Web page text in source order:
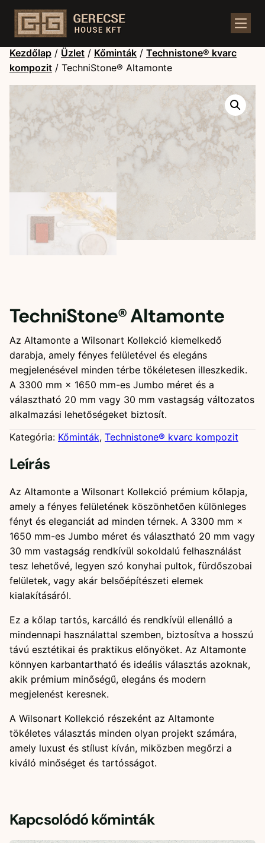
Kezdőlap / Üzlet / Kőminták / Technistone® kvarc
kompozit / TechniStone® Altamonte
TechniStone® Altamonte
Az Altamonte a Wilsonart Kollekció kiemelkedő
darabja, amely fényes felületével és elegáns
megjelenésével minden térbe tökéletesen illeszkedik.
A 3300 mm × 1650 mm-es Jumbo méret és a
választható 20 mm vagy 30 mm vastagság változatos
alkalmazási lehetőségeket biztosít.
Kategória: Kőminták, Technistone® kvarc kompozit
Leírás
Az Altamonte a Wilsonart Kollekció prémium kőlapja,
amely a fényes felületének köszönhetően különleges
fényt és eleganciát ad minden térnek. A 3300 mm ×
1650 mm-es Jumbo méret és választható 20 mm vagy
30 mm vastagság rendkívül sokoldalú felhasználást
tesz lehetővé, legyen szó konyhai pultok, fürdőszobai
felületek, vagy akár belsőépítészeti elemek
kialakításáról.
Ez a kőlap tartós, karcálló és rendkívül ellenálló a
mindennapi használattal szemben, biztosítva a hosszú
távú esztétikai és praktikus előnyöket. Az Altamonte
könnyen karbantartható és ideális választás azoknak,
akik prémium minőségű, elegáns és modern
megjelenést keresnek.
A Wilsonart Kollekció részeként az Altamonte
tökéletes választás minden olyan projekt számára,
amely luxust és stílust kíván, miközben megőrzi a
kiváló minőséget és tartósságot.
Kapcsolódó kőminták